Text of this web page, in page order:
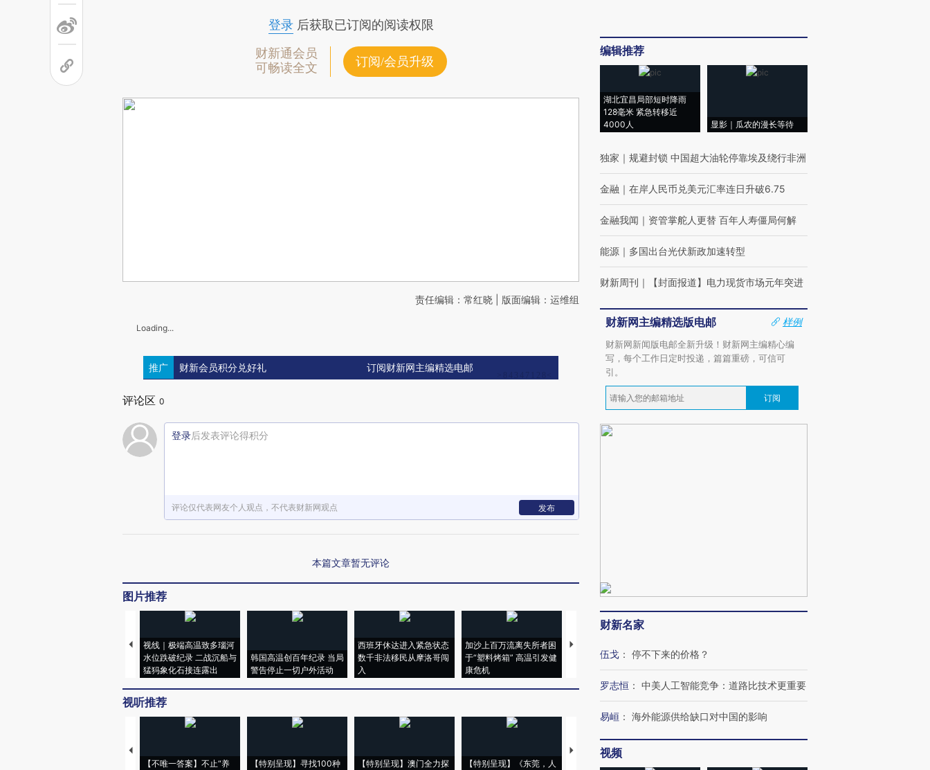
登录后获取已订阅的阅读权限
财新通会员
可畅读全文
订阅/会员升级
责任编辑：常红晓 | 版面编辑：运维组
Loading...
推广 财新会员积分兑好礼 订阅财新网主编精选电邮
评论区 0
登录后发表评论得积分
评论仅代表网友个人观点，不代表财新网观点 发布
本篇文章暂无评论
图片推荐
视线｜极端高温致多瑙河
水位跌破纪录 二战沉船与
猛犸象化石接连露出
韩国高温创百年纪录 当局
警告停止一切户外活动
西班牙休达进入紧急状态
数千非法移民从摩洛哥闯
入
加沙上百万流离失所者困
于“塑料烤箱” 高温引发健
康危机
视线｜HYROX的吸金
术：是什么让中产们甘
心“花钱找虐”？
粒摇头丸 尿检体内含3种
毒品
育部长拱下台
视听推荐
【不唯一答案】不止“养
【特别呈现】寻找100种
【特别呈现】澳门全力探
【特别呈现】《东莞，人
【推广】走进第四届链博
编辑推荐
湖北宜昌局部短时降雨
128毫米 紧急转移近
4000人
显影｜瓜农的漫长等待
独家 ｜ 规避封锁 中国超大油轮停靠埃及绕行非洲
金融 ｜ 在岸人民币兑美元汇率连日升破6.75
金融我闻 ｜ 资管掌舵人更替 百年人寿僵局何解
能源 ｜ 多国出台光伏新政加速转型
财新周刊 ｜ 【封面报道】电力现货市场元年突进
财新网主编精选版电邮
样例
财新网新闻版电邮全新升级！财新网主编精心编
写，每个工作日定时投递，篇篇重磅，可信可
引。
订阅
财新名家
伍戈 ： 停不下来的价格？
罗志恒 ： 中美人工智能竞争：道路比技术更重要
易峘 ： 海外能源供给缺口对中国的影响
视频